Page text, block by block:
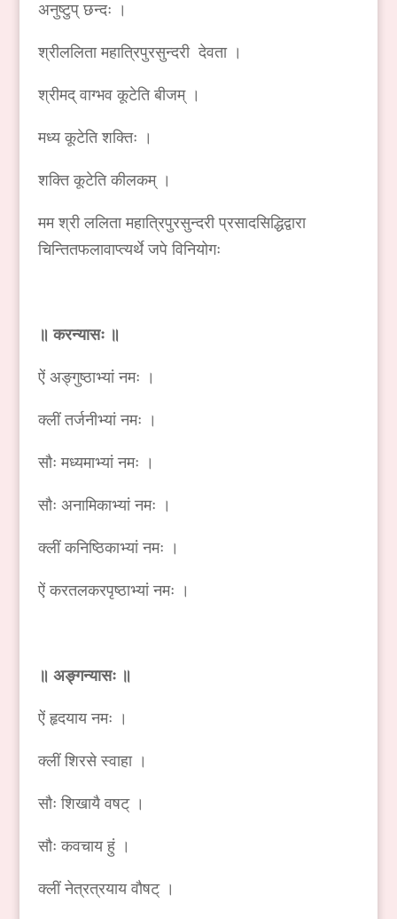
अनुष्टुप् छन्दः ।
श्रीललिता महात्रिपुरसुन्दरी देवता ।
श्रीमद् वाग्भव कूटेति बीजम् ।
मध्य कूटेति शक्तिः ।
शक्ति कूटेति कीलकम् ।
मम श्री ललिता महात्रिपुरसुन्दरी प्रसादसिद्धिद्वारा
चिन्तितफलावाप्त्यर्थे जपे विनियोगः
॥ करन्यासः ॥
ऐं अङ्गुष्ठाभ्यां नमः ।
क्लीं तर्जनीभ्यां नमः ।
सौः मध्यमाभ्यां नमः ।
सौः अनामिकाभ्यां नमः ।
क्लीं कनिष्ठिकाभ्यां नमः ।
ऐं करतलकरपृष्ठाभ्यां नमः ।
॥ अङ्गन्यासः ॥
ऐं हृदयाय नमः ।
क्लीं शिरसे स्वाहा ।
सौः शिखायै वषट् ।
सौः कवचाय हुं ।
क्लीं नेत्रत्रयाय वौषट् ।